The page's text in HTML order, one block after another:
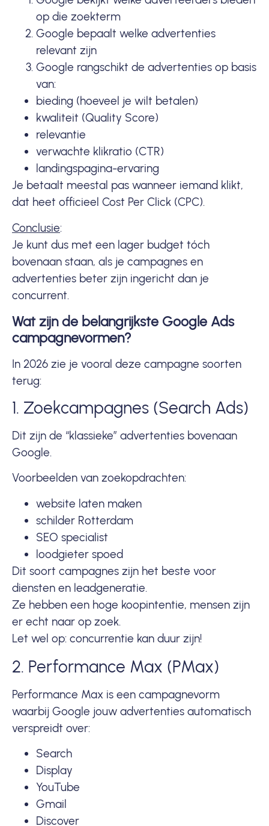
op die zoekterm
Google bepaalt welke advertenties
relevant zijn
Google rangschikt de advertenties op basis
van:
bieding (hoeveel je wilt betalen)
kwaliteit (Quality Score)
relevantie
verwachte klikratio (CTR)
landingspagina-ervaring
Je betaalt meestal pas wanneer iemand klikt,
dat heet officieel Cost Per Click (CPC).
Conclusie:
Je kunt dus met een lager budget tóch
bovenaan staan, als je campagnes en
advertenties beter zijn ingericht dan je
concurrent.
Wat zijn de belangrijkste Google Ads
campagnevormen?
In 2026 zie je vooral deze campagne soorten
terug:
1. Zoekcampagnes (Search Ads)
Dit zijn de “klassieke” advertenties bovenaan
Google.
Voorbeelden van zoekopdrachten:
website laten maken
schilder Rotterdam
SEO specialist
loodgieter spoed
Dit soort campagnes zijn het beste voor
diensten en leadgeneratie.
Ze hebben een hoge koopintentie, mensen zijn
er echt naar op zoek.
Let wel op: concurrentie kan duur zijn!
2. Performance Max (PMax)
Performance Max is een campagnevorm
waarbij Google jouw advertenties automatisch
verspreidt over:
Search
Display
YouTube
Gmail
Discover